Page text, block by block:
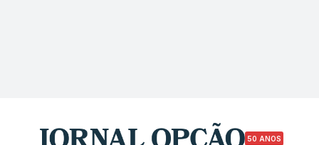
50 ANOS